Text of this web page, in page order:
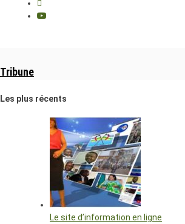
Tribune
Les plus récents
Le site d’information en ligne